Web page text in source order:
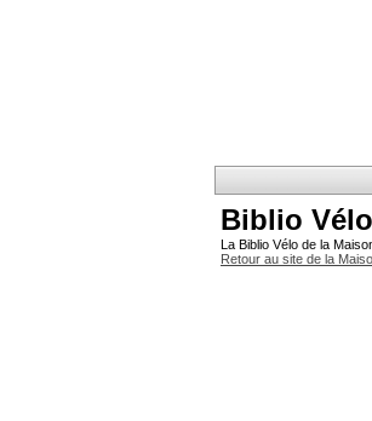
Biblio
La Biblio Vélo de la
Retour au site de la